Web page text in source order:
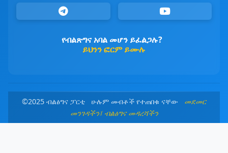
የብልጽግና አባል መሆን ይፈልጋሉ?
ይህንን ፎርም ይሙሉ
©2025 ብልፅግና ፓርቲ ሁሉም መብቶች የተጠበቁ ናቸው መደመር
መንገዳችን፤ ብልፅግና መዳረሻችን